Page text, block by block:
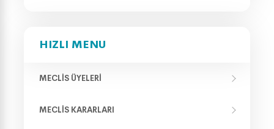
HIZLI MENU
MECLIS ÜYELERI
MECLIS KARARLARI